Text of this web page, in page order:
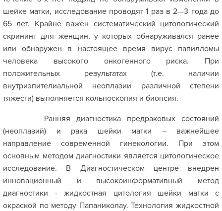
шейке матки, исследование проводят 1 раз в 2—3 года до
65 лет. Крайне важен систематический цитологический
скрининг для женщин, у которых обнаруживался ранее
или обнаружен в настоящее время вирус папилломы
человека высокого онкогенного риска. При
положительных результатах (т.е. наличии
внутриэпителиальной неоплазии различной степени
тяжести) выполняется кольпоскопия и биопсия.
Ранняя диагностика предраковых состояний
(неоплазий) и рака шейки матки – важнейшее
направление современной гинекологии. При этом
основным методом диагностики является цитологическое
исследование. В Диагностическом центре внедрен
инновационный и высокоинформативный метод
диагностики - жидкостная цитология шейки матки с
окраской по методу Папаниколау. Технология жидкостной